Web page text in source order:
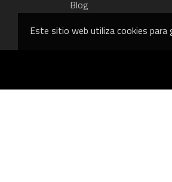
Este sitio web utiliza cookies para
Blog